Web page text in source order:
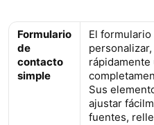
Formulario
de
contacto
simple
El
Sus
ajustar
fuentes,